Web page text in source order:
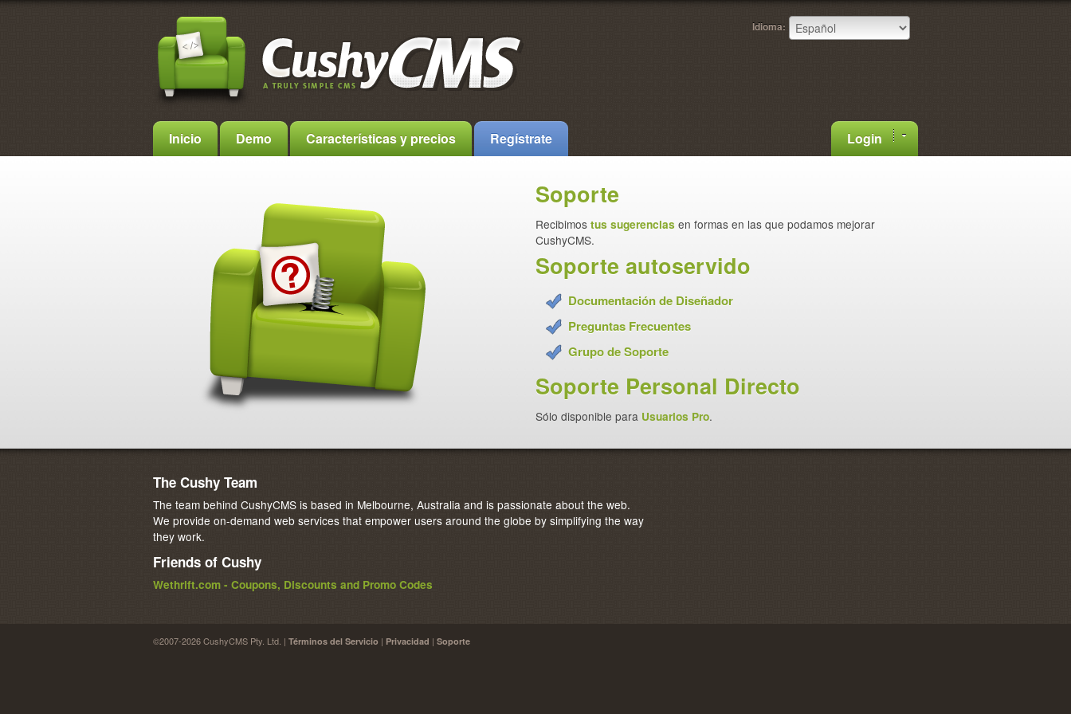
Idioma:
Inicio Demo Características y precios Regístrate Login
Soporte
Recibimos tus sugerencias en formas en las que podamos mejorar
CushyCMS.
Soporte autoservido
Documentación de Diseñador
Preguntas Frecuentes
Grupo de Soporte
Soporte Personal Directo
Sólo disponible para Usuarios Pro.
The Cushy Team
The team behind CushyCMS is based in Melbourne, Australia and is passionate about the web.
We provide on-demand web services that empower users around the globe by simplifying the way
they work.
Friends of Cushy
Wethrift.com - Coupons, Discounts and Promo Codes
©2007-2026 CushyCMS Pty. Ltd. | Términos del Servicio | Privacidad | Soporte